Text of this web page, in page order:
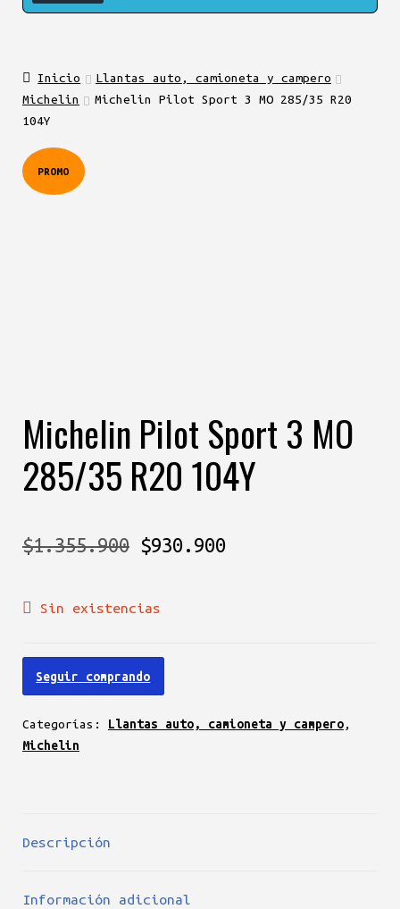
Inicio
Llantas auto, camioneta y campero
Michelin
Michelin Pilot Sport 3 MO 285/35 R20
104Y
PROMO
Michelin Pilot Sport 3 MO
285/35 R20 104Y
$1.355.900 El
original
era:
$1.355.900.
$930.900El
Sin existencias
Seguir comprando
Categorías: Llantas auto, camioneta y campero,
Michelin
Descripción
Información adicional